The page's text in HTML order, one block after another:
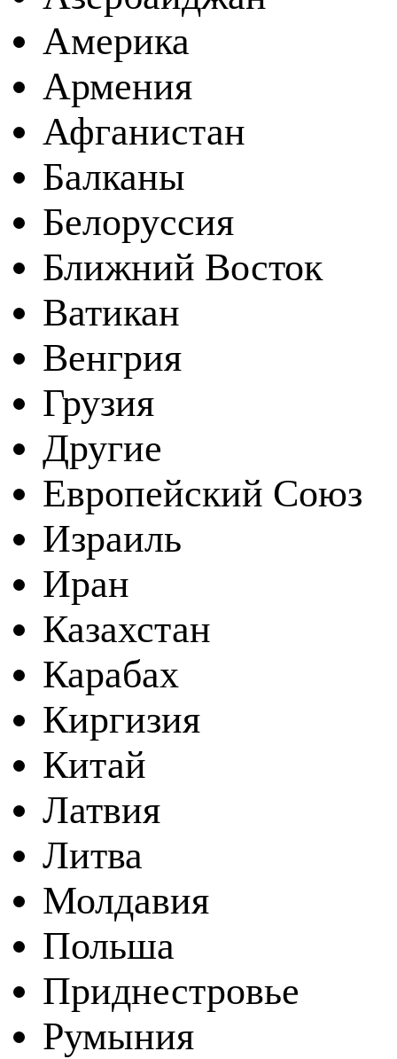
Америка
Армения
Афганистан
Балканы
Белоруссия
Ближний Восток
Ватикан
Венгрия
Грузия
Другие
Европейский Союз
Израиль
Иран
Казахстан
Карабах
Киргизия
Китай
Латвия
Литва
Молдавия
Польша
Приднестровье
Румыния